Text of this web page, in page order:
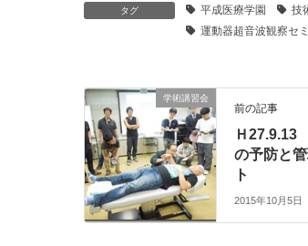
タグ 平成医療学園 技
運動器超音波観察セ
学術講習会
前の記事
Ｈ
の予防と
ト
2015年10月5日